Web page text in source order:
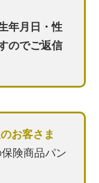
年月日・性
のでご返信
お客さま
険商品パン